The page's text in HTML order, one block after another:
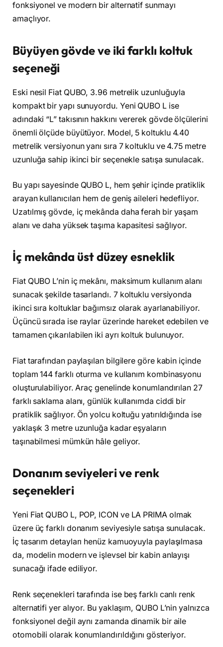
fonksiyonel ve modern bir alternatif sunmayı
amaçlıyor.
Büyüyen gövde ve iki farklı koltuk
seçeneği
Eski nesil Fiat QUBO, 3.96 metrelik uzunluğuyla
kompakt bir yapı sunuyordu. Yeni QUBO L ise
adındaki “L” takısının hakkını vererek gövde ölçülerini
önemli ölçüde büyütüyor. Model, 5 koltuklu 4.40
metrelik versiyonun yanı sıra 7 koltuklu ve 4.75 metre
uzunluğa sahip ikinci bir seçenekle satışa sunulacak.
Bu yapı sayesinde QUBO L, hem şehir içinde pratiklik
arayan kullanıcıları hem de geniş aileleri hedefliyor.
Uzatılmış gövde, iç mekânda daha ferah bir yaşam
alanı ve daha yüksek taşıma kapasitesi sağlıyor.
İç mekânda üst düzey esneklik
Fiat QUBO L’nin iç mekânı, maksimum kullanım alanı
sunacak şekilde tasarlandı. 7 koltuklu versiyonda
ikinci sıra koltuklar bağımsız olarak ayarlanabiliyor.
Üçüncü sırada ise raylar üzerinde hareket edebilen ve
tamamen çıkarılabilen iki ayrı koltuk bulunuyor.
Fiat tarafından paylaşılan bilgilere göre kabin içinde
toplam 144 farklı oturma ve kullanım kombinasyonu
oluşturulabiliyor. Araç genelinde konumlandırılan 27
farklı saklama alanı, günlük kullanımda ciddi bir
pratiklik sağlıyor. Ön yolcu koltuğu yatırıldığında ise
yaklaşık 3 metre uzunluğa kadar eşyaların
taşınabilmesi mümkün hâle geliyor.
Donanım seviyeleri ve renk
seçenekleri
Yeni Fiat QUBO L, POP, ICON ve LA PRIMA olmak
üzere üç farklı donanım seviyesiyle satışa sunulacak.
İç tasarım detayları henüz kamuoyuyla paylaşılmasa
da, modelin modern ve işlevsel bir kabin anlayışı
sunacağı ifade ediliyor.
Renk seçenekleri tarafında ise beş farklı canlı renk
alternatifi yer alıyor. Bu yaklaşım, QUBO L’nin yalnızca
fonksiyonel değil aynı zamanda dinamik bir aile
otomobili olarak konumlandırıldığını gösteriyor.